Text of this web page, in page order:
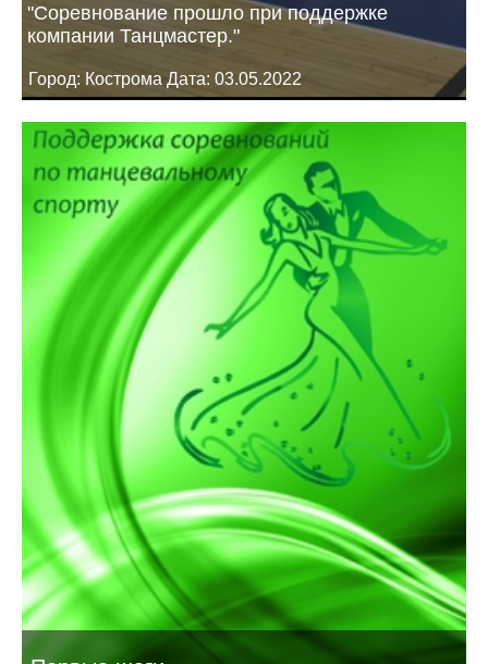
"Соревнование прошло при поддержке
компании Танцмастер."
Город: Кострома Дата: 03.05.2022